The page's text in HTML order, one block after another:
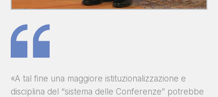
«A tal fine una maggiore istituzionalizzazione e
disciplina del “sistema delle Conferenze” potrebbe